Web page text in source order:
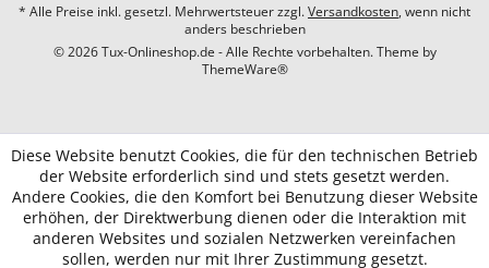
* Alle Preise inkl. gesetzl. Mehrwertsteuer zzgl.Versandkosten, wenn nicht
anders beschrieben
© 2026 Tux-Onlineshop.de - Alle Rechte vorbehalten. Theme by
ThemeWare®
Diese Website benutzt Cookies, die für den technischen Betrieb
der Website erforderlich sind und stets gesetzt werden.
Andere Cookies, die den Komfort bei Benutzung dieser Website
erhöhen, der Direktwerbung dienen oder die Interaktion mit
anderen Websites und sozialen Netzwerken vereinfachen
sollen, werden nur mit Ihrer Zustimmung gesetzt.